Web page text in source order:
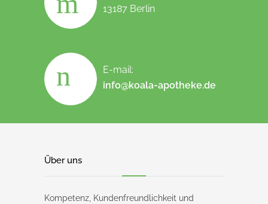
13187 Berlin
E-mail:
info@koala-apotheke.de
Über uns
Kompetenz, Kundenfreundlichkeit und